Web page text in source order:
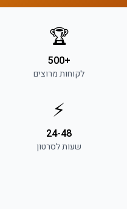
🏆
+500
לקוחות מרוצים
⚡
24-48
שעות לסרטון